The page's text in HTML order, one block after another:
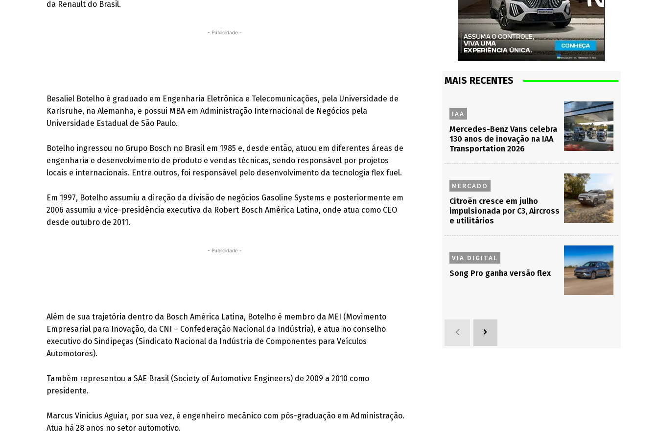
da Renault do Brasil.
- Publicidade -
Besaliel Botelho é graduado em Engenharia Eletrônica e Telecomunicações, pela Universidade de
Karlsruhe, na Alemanha, e possui MBA em Administração Internacional de Negócios pela
Universidade Estadual de São Paulo.
Botelho ingressou no Grupo Bosch no Brasil em 1985 e, desde então, atuou em diferentes áreas de
engenharia e desenvolvimento de produto e vendas técnicas, sendo responsável por projetos
locais e internacionais. Entre outros, foi responsável pelo desenvolvimento da tecnologia flex fuel.
Em 1997, Botelho assumiu a direção da divisão de negócios Gasoline Systems e posteriormente em
2006 assumiu a vice-presidência executiva da Robert Bosch América Latina, onde atua como CEO
desde outubro de 2011.
- Publicidade -
Além de sua trajetória dentro da Bosch América Latina, Botelho é membro da MEI (Movimento
Empresarial para Inovação, da CNI – Confederação Nacional da Indústria), e atua no conselho
executivo do Sindipeças (Sindicato Nacional da Indústria de Componentes para Veículos
Automotores).
Também representou a SAE Brasil (Society of Automotive Engineers) de 2009 a 2010 como
presidente.
Marcus Vinicius Aguiar, por sua vez, é engenheiro mecânico com pós-graduação em Administração.
Atua há 28 anos no setor automotivo.
MAIS RECENTES
IAA
Mercedes-Benz Vans celebra
130 anos de inovação na IAA
Transportation 2026
MERCADO
Citroën cresce em julho
impulsionada por C3, Aircross
e utilitários
VIA DIGITAL
Song Pro ganha versão flex